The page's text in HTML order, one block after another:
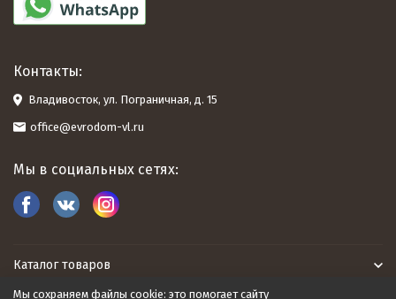
Контакты:
Владивосток, ул. Пограничная, д. 15
office@evrodom-vl.ru
Мы в социальных сетях:
Каталог товаров
Мы сохраняем файлы cookie: это помогает сайту